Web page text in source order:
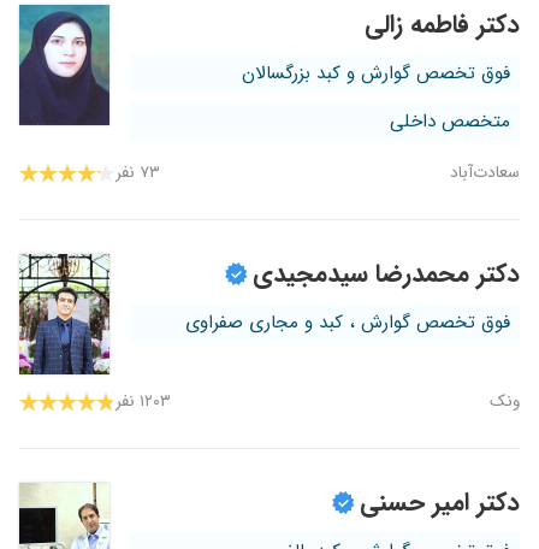
دکتر فاطمه زالی
فوق تخصص گوارش و کبد بزرگسالان
متخصص داخلی
سعادت‌آباد ۷۳ نفر
دکتر محمدرضا سیدمجیدی
فوق تخصص گوارش ، کبد و مجاری صفراوی
ونک ۱۲۰۳ نفر
دکتر امیر حسنی